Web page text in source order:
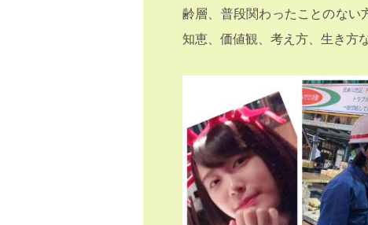
齢層、普段関わったことのない
知恵、価値観、考え方、生き方